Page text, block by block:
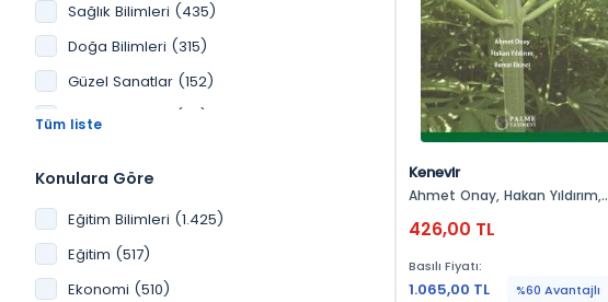
Sağlık Bilimleri (435)
Doğa Bilimleri (315)
Güzel Sanatlar (152)
Kültür Yayınları (62)
Konulara Göre
Eğitim Bilimleri (1.425)
Eğitim (517)
Ekonomi (510)
Kenevir
Ahmet Onay, Hakan Yıldırım,
426,00 TL
Basılı Fiyatı:
1.065,00 TL %60 Avantajlı